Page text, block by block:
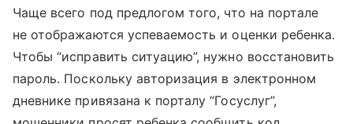
Чаще всего под предлогом того, что на портале
не отображаются успеваемость и оценки ребенка.
Чтобы “исправить ситуацию”, нужно восстановить
пароль. Поскольку авторизация в электронном
дневнике привязана к порталу “Госуслуг”,